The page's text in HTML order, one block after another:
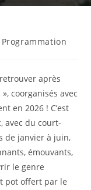
Programmation
après
coorganisés avec
en 2026 ! C’est
avec du court-
de janvier à juin,
émouvants,
le genre
pot offert par le